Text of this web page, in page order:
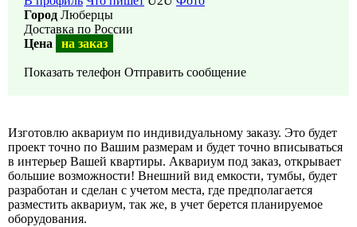
Город Люберцы
Доставка по России
Цена
на заказ
Показать телефон Отправить сообщение
Изготовлю аквариум по индивидуальному заказу. Это будет
проект точно по Вашим размерам и будет точно вписываться
в интерьер Вашей квартиры. Аквариум под заказ, открывает
большие возможности! Внешний вид емкости, тумбы, будет
разработан и сделан с учетом места, где предполагается
разместить аквариум, так же, в учет берется планируемое
оборудования.